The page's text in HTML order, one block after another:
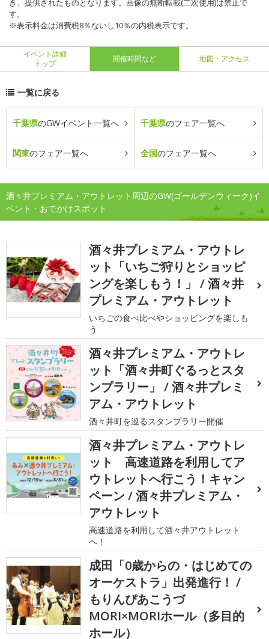
き、提供されたものとなります。画像の無断転載(二次使用)は禁止で
す。
※表示料金は消費税8％ないし10％の内税表示です。
イベント詳細
トップ
開催時間など 地図・アクセス
一覧に戻る
千葉県のGWイベント一覧へ 千葉県のフェア一覧へ
関東のフェア一覧へ 全国のフェア一覧へ
酒々井プレミアム・アウトレット周辺のGW(ゴールデンウィーク)イ
ベント・おでかけスポット
酒々井プレミアム・アウトレ
ット「いちご狩りとショッピ
ングを楽しもう！」 / 酒々井
プレミアム・アウトレット
いちごの食べ比べやショッピングを楽しも
う
酒々井プレミアム・アウトレ
ット「酒々井町ぐるっとスタ
ンプラリー」 / 酒々井プレミ
アム・アウトレット
酒々井町を巡るスタンプラリー開催
酒々井プレミアム・アウトレ
ット 高速道路を利用してア
ウトレットへ行こう！キャン
ペーン / 酒々井プレミアム・
アウトレット
高速道路を利用して酒々井アウトレット
へ！
成田「0歳からの・はじめての
オーケストラ」出発進行！ /
もりんぴあこうづ
MORI×MORIホール（多目的
ホール）